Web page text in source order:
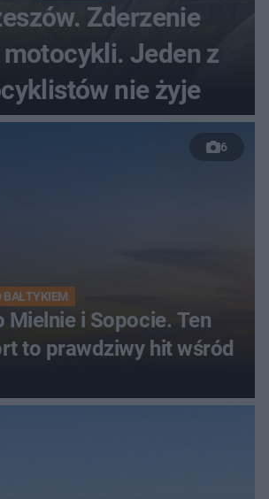
Zderzenie
Jeden z
nie żyje
6
BAŁTYKIEM
Mielnie i Sopocie. Ten
to prawdziwy hit wśród